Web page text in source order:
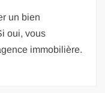
un bien
oui, vous
immobilière.